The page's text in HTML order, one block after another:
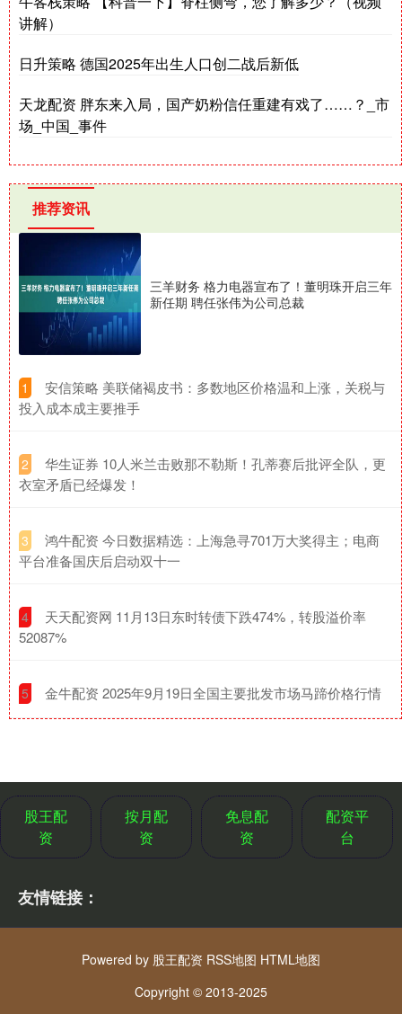
讲解）
日升策略 德国2025年出生人口创二战后新低
天龙配资 胖东来入局，国产奶粉信任重建有戏了……？_市
场_中国_事件
推荐资讯
三羊财务 格力电器宣布了！董明珠开启三年
新任期 聘任张伟为公司总裁
1
​安信策略 美联储褐皮书：多数地区价格温和上涨，关税与
投入成本成主要推手
2
​华生证券 10人米兰击败那不勒斯！孔蒂赛后批评全队，更
衣室矛盾已经爆发！
3
​鸿牛配资 今日数据精选：上海急寻701万大奖得主；电商
平台准备国庆后启动双十一
4
​天天配资网 11月13日东时转债下跌474%，转股溢价率
52087%
5 ​金牛配资 2025年9月19日全国主要批发市场马蹄价格行情
股王配
资
按月配
资
免息配
资
配资平
台
友情链接：
Powered by 股王配资 RSS地图 HTML地图
Copyright © 2013-2025